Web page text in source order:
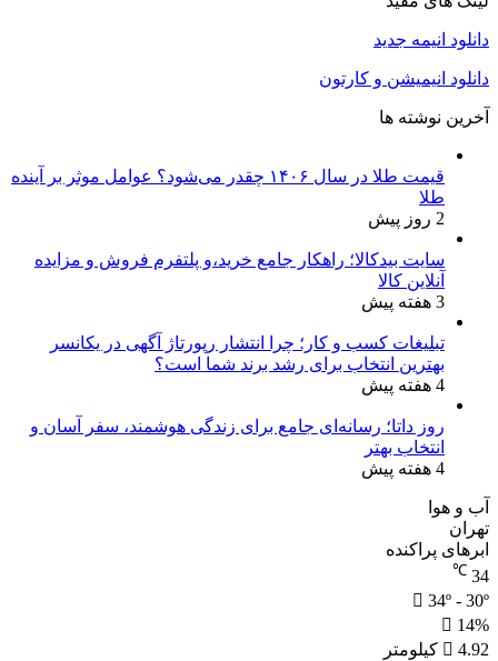
دانلود انیمه جدید
دانلود انیمیشن و کارتون
آخرین نوشته ها
قیمت طلا در سال ۱۴۰۶ چقدر می‌شود؟ عوامل موثر بر آینده
طلا
2 روز پیش
سایت بیدکالا؛ راهکار جامع خرید،و پلتفرم فروش و مزایده
آنلاین کالا
3 هفته پیش
تبلیغات کسب و کار؛ چرا انتشار رپورتاژ آگهی در یکانسر
بهترین انتخاب برای رشد برند شما است؟
4 هفته پیش
روز داتا؛ رسانه‌ای جامع برای زندگی هوشمند، سفر آسان و
انتخاب بهتر
4 هفته پیش
آب و هوا
تهران
ابرهای پراکنده
34
℃
34º - 30º
14%
4.92 کیلومتر